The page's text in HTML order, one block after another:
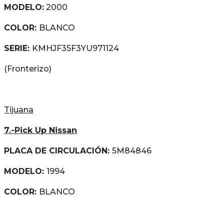
MODELO: 2000
COLOR: BLANCO
SERIE: KMHJF35F3YU971124
(Fronterizo)
Tijuana
7.-Pick Up Nissan
PLACA DE CIRCULACIÓN: 5M84846
MODELO: 1994
COLOR: BLANCO